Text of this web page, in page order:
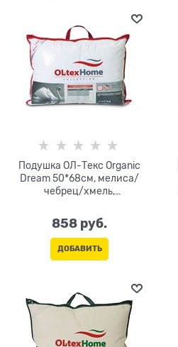
Подушка ОЛ-Текс Organic
Dream 50*68см, мелиса/
чебрец/хмель,
жаккард
858 руб.
ДОБАВИТЬ